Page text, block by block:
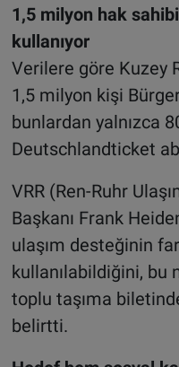
1,5 milyon hak
kullanıyor
Verilere göre Kuzey
1,5 milyon kişi
bunlardan yalnızca
Deutschlandticket
VRR (Ren-Ruhr
Başkanı Frank
ulaşım desteğinin
kullanılabildiğini, bu
toplu taşıma
belirtti.